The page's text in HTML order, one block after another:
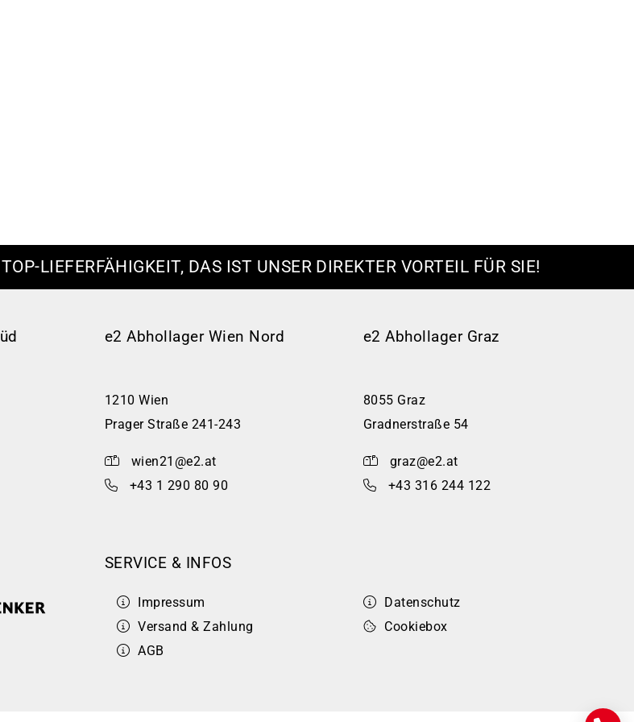
LIEFERFÄHIGKEIT, DAS IST UNSER DIREKTER VORTEIL FÜR SIE!
e2 Abhollager Wien Nord
1210 Wien
Prager Straße 241-243
wien21@e2.at
+43 1 290 80 90
e2 Abhollager Graz
8055 Graz
Gradnerstraße 54
graz@e2.at
+43 316 244 122
SERVICE & INFOS
Impressum
Versand & Zahlung
AGB
Datenschutz
Cookiebox